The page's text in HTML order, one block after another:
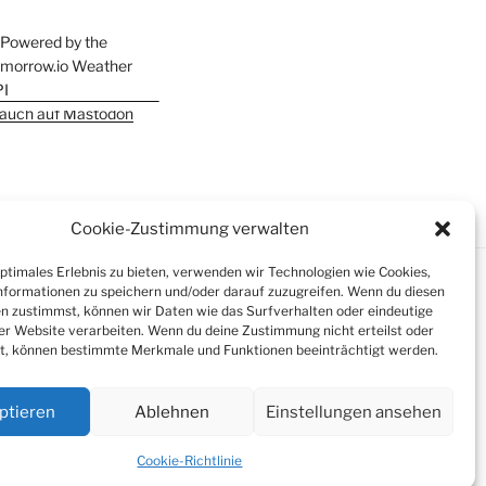
Cookie-Zustimmung verwalten
Erlebnis zu bieten, verwenden wir Technologien wie Cookies,
zu speichern und/oder darauf zuzugreifen. Wenn du diesen
zustimmst, können wir Daten wie das Surfverhalten oder eindeutige
Website verarbeiten. Wenn du deine Zustimmung nicht erteilst oder
können bestimmte Merkmale und Funktionen beeinträchtigt werden.
Ablehnen Einstellungen ansehen
Cookie-Richtlinie
auf Mastodon